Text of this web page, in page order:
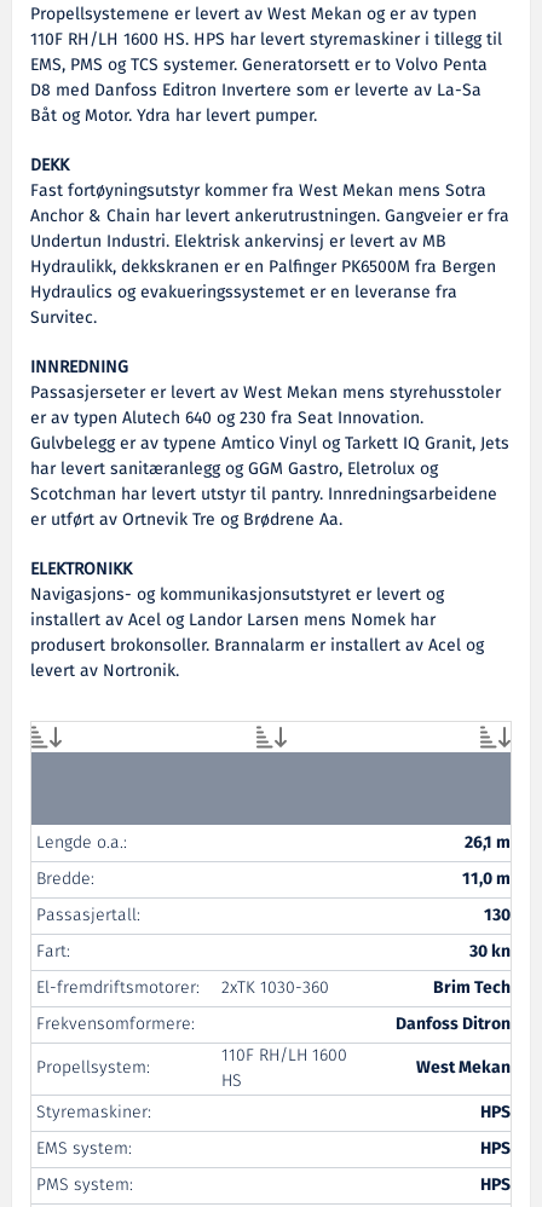
Propellsystemene er levert av West Mekan og er av typen
110F RH/LH 1600 HS. HPS har levert styremaskiner i tillegg til
EMS, PMS og TCS systemer. Generatorsett er to Volvo Penta
D8 med Danfoss Editron Invertere som er leverte av La-Sa
Båt og Motor. Ydra har levert pumper.
DEKK
Fast fortøyningsutstyr kommer fra West Mekan mens Sotra
Anchor & Chain har levert ankerutrustningen. Gangveier er fra
Undertun Industri. Elektrisk ankervinsj er levert av MB
Hydraulikk, dekkskranen er en Palfinger PK6500M fra Bergen
Hydraulics og evakueringssystemet er en leveranse fra
Survitec.
INNREDNING
Passasjerseter er levert av West Mekan mens styrehusstoler
er av typen Alutech 640 og 230 fra Seat Innovation.
Gulvbelegg er av typene Amtico Vinyl og Tarkett IQ Granit, Jets
har levert sanitæranlegg og GGM Gastro, Eletrolux og
Scotchman har levert utstyr til pantry. Innredningsarbeidene
er utført av Ortnevik Tre og Brødrene Aa.
ELEKTRONIKK
Navigasjons- og kommunikasjonsutstyret er levert og
installert av Acel og Landor Larsen mens Nomek har
produsert brokonsoller. Brannalarm er installert av Acel og
levert av Nortronik.
Lengde o.a.:
26,1 m
Bredde:
11,0 m
Passasjertall:
130
Fart:
30 kn
El-fremdriftsmotorer:
2xTK 1030-360
Brim Tech
Frekvensomformere:
Danfoss Ditron
Propellsystem:
110F RH/LH 1600
HS
West Mekan
Styremaskiner:
HPS
EMS system:
HPS
PMS system:
HPS